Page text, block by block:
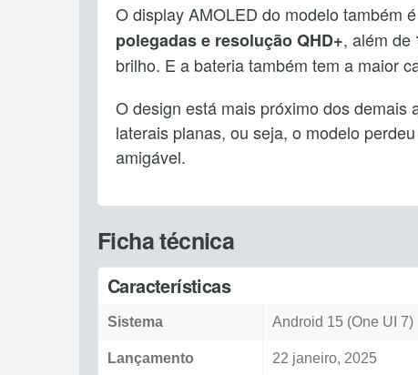
O display AMOLED do modelo também
polegadas e resolução QHD+, além de
brilho. E a bateria também tem a maior
O design está mais próximo dos
laterais planas, ou seja, o modelo
amigável.
Ficha técnica
Características
Sistema Android 15 (One UI 7)
Lançamento 22 janeiro, 2025